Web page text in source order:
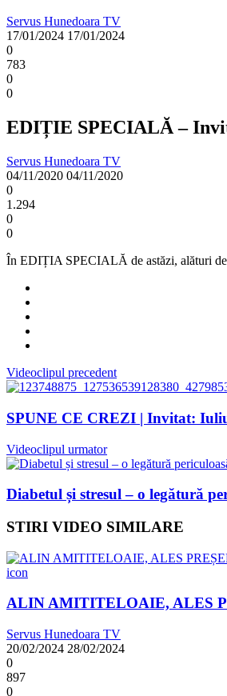
Servus Hunedoara TV
17/01/2024 17/01/2024
0
783
0
0
EDIȚIE SPECIALĂ –
Servus Hunedoara TV
04/11/2020 04/11/2020
0
1.294
0
0
În EDIȚIA SPECIALĂ de astăzi, alături de
Videoclipul precedent
SPUNE CE CREZI | Invitat:
Videoclipul urmator
Diabetul și stresul – o legătură
STIRI VIDEO SIMILARE
icon
ALIN AMITITELOAIE, ALES
Servus Hunedoara TV
20/02/2024 28/02/2024
0
897
0